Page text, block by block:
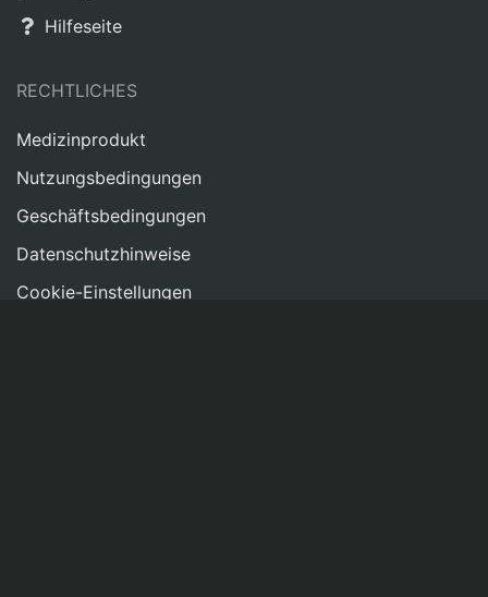
Hilfeseite
RECHTLICHES
Medizinprodukt
Nutzungsbedingungen
Geschäftsbedingungen
Datenschutzhinweise
Cookie-Einstellungen